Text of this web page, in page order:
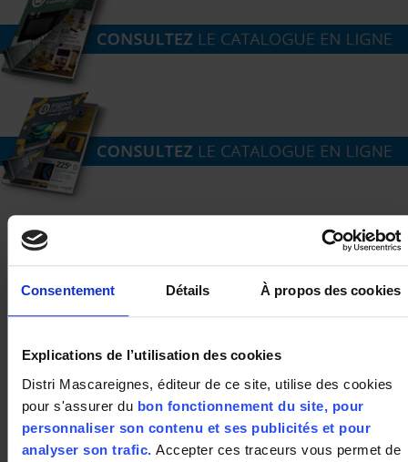
Consentement Détails À propos des cookies
Explications de l’utilisation des cookies
Distri Mascareignes, éditeur de ce site, utilise des cookies
pour s'assurer du bon fonctionnement du site, pour
personnaliser son contenu et ses publicités et pour
analyser son trafic. Accepter ces traceurs vous permet de
RIVIERE DES PLUIES
Ancienne RN 2, Lieu dit Gillot
97438 Ste Marie
téléphone : 0262 53 77 77